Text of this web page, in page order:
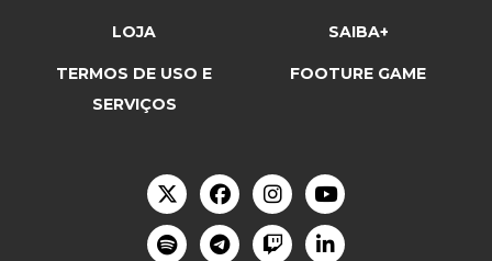
LOJA SAIBA+
TERMOS DE USO E
SERVIÇOS
FOOTURE GAME